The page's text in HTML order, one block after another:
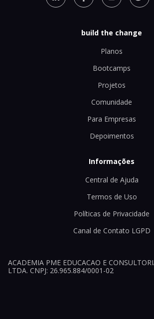
build the change
Planos
Bootcamps
Projetos
Comunidade
Para Empresas
Depoimentos
Informações
Central de Ajuda
Termos de Uso
Políticas de Privacidade
Canal de Contato LGPD
ACADEMIA PME EDUCACAO E
LTDA. CNPJ: 26.965.884/0001-02